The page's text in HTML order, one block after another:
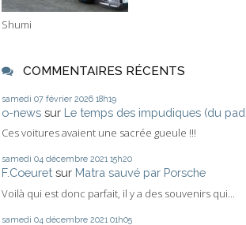
Shumi
COMMENTAIRES RÉCENTS
samedi 07 février 2026 18h19
o-news sur Le temps des impudiques (du
Ces voitures avaient une sacrée gueule !!!
samedi 04 décembre 2021 15h20
F.Coeuret sur Matra sauvé par Porsche
Voilà qui est donc parfait, il y a des souvenirs qui...
samedi 04 décembre 2021 01h05